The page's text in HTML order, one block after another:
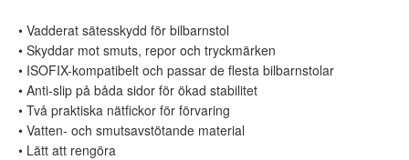
• Vadderat sätesskydd för bilbarnstol
• Skyddar mot smuts, repor och tryckmärken
• ISOFIX-kompatibelt och passar de flesta bilbarnstolar
• Anti-slip på båda sidor för ökad stabilitet
• Två praktiska nätfickor för förvaring
• Vatten- och smutsavstötande material
• Lätt att rengöra